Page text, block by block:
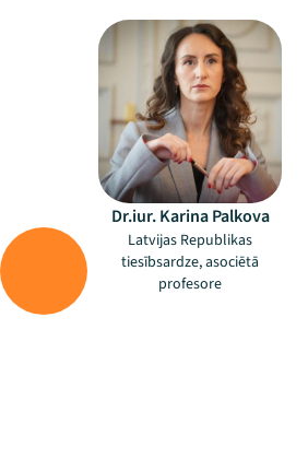
Dr.iur. Karina Palkova
Latvijas Republikas
tiesībsardze, asociētā
profesore